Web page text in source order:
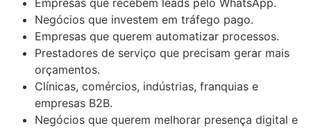
Negócios que investem em tráfego pago.
Empresas que querem automatizar processos.
Prestadores de serviço que precisam gerar mais
orçamentos.
Clínicas, comércios, indústrias, franquias e
empresas B2B.
Negócios que querem melhorar presença digital e